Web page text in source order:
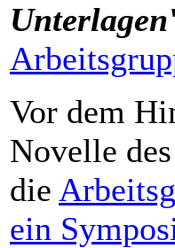
Unterlagen
Vor dem
Novelle des
die
ein